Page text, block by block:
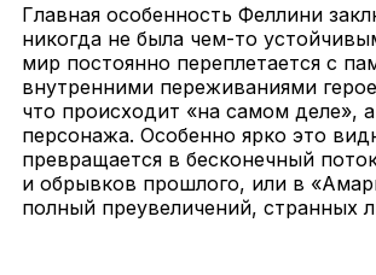
Главная особенность Феллини
никогда не была чем-то
мир постоянно переплетается с
внутренними переживаниями
что происходит «на самом деле»,
персонажа. Особенно ярко это
превращается в бесконечный
и обрывков прошлого, или в
полный преувеличений, странных